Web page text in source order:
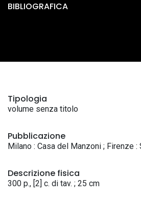
BIBLIOGRAFICA
Tipologia
volume senza titolo
Pubblicazione
Milano : Casa del Manzoni ; Firenze :
Descrizione fisica
300 p., [2] c. di tav. ; 25 cm